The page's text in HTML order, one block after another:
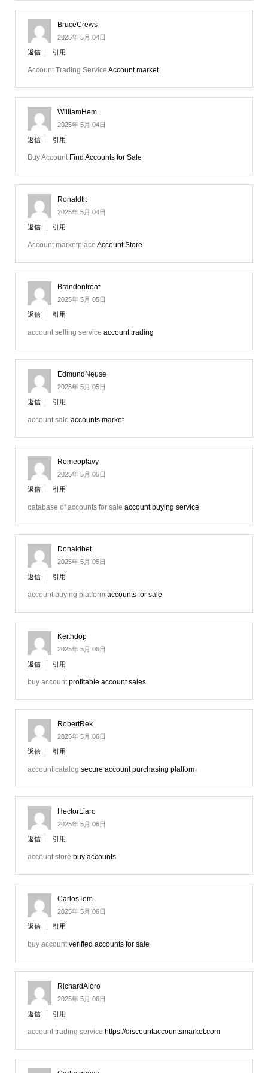
BruceCrews
2025年 5月 04日
返信 引用
Account Trading Service Account market
WilliamHem
2025年 5月 04日
返信 引用
Buy Account Find Accounts for Sale
Ronaldtit
2025年 5月 04日
返信 引用
Account marketplace Account Store
Brandontreaf
2025年 5月 05日
返信 引用
account selling service account trading
EdmundNeuse
2025年 5月 05日
返信 引用
account sale accounts market
Romeoplavy
2025年 5月 05日
返信 引用
database of accounts for sale account buying service
Donaldbet
2025年 5月 05日
返信 引用
account buying platform accounts for sale
Keithdop
2025年 5月 06日
返信 引用
buy accountprofitable account sales
RobertRek
2025年 5月 06日
返信 引用
account catalog secure account purchasing platform
HectorLiaro
2025年 5月 06日
返信 引用
account store buy accounts
CarlosTem
2025年 5月 06日
返信 引用
buy accountverified accounts for sale
RichardAloro
2025年 5月 06日
返信 引用
account trading service https://discountaccountsmarket.com